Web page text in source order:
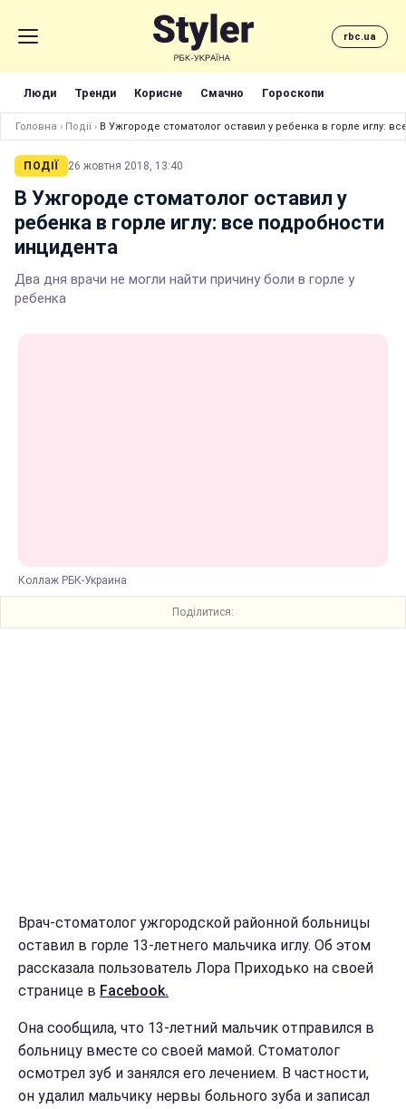
rbc.ua
Люди Тренди Корисне Смачно Гороскопи
Головна › Події › В Ужгороде стоматолог оставил у ребенка в горле иглу:
ПОДІЇ 26 жовтня 2018, 13:40
В Ужгороде стоматолог оставил у
ребенка в горле иглу: все подробности
инцидента
Два дня врачи не могли найти причину боли в горле у
ребенка
Коллаж РБК-Украина
Поділитися:
Врач-стоматолог ужгородской районной больницы
оставил в горле 13-летнего мальчика иглу. Об этом
рассказала пользователь Лора Приходько на своей
странице в Facebook.
Она сообщила, что 13-летний мальчик отправился в
больницу вместе со своей мамой. Стоматолог
осмотрел зуб и занялся его лечением. В частности,
он удалил мальчику нервы больного зуба и записал